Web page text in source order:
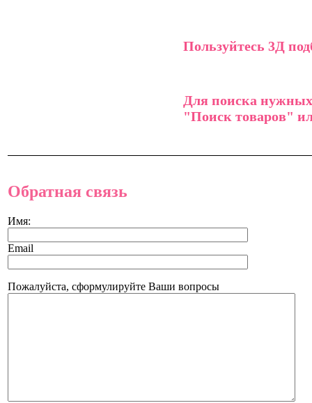
Пользуйтесь 3Д
Для поиска нужных
"Поиск товаров"
Обратная связь
Имя:
Email
Пожалуйста, сформулируйте Ваши вопросы